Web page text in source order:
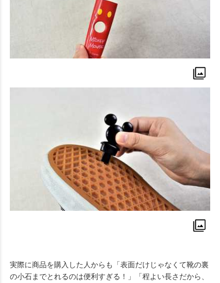
実際に商品を購入した人からも「表面だけじゃなくて靴の裏
の小石までとれるのは便利すぎる！」「程よい長さだから、